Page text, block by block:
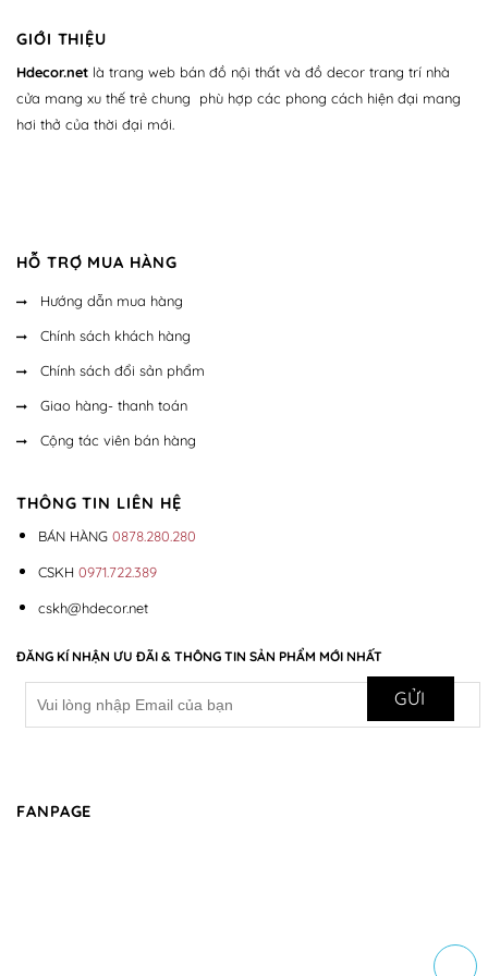
GIỚI THIỆU
Hdecor.net là trang web bán đồ nội thất và đồ decor trang trí nhà
cửa mang xu thế trẻ chung phù hợp các phong cách hiện đại mang
hơi thở của thời đại mới.
HỖ TRỢ MUA HÀNG
Hướng dẫn mua hàng
Chính sách khách hàng
Chính sách đổi sản phẩm
Giao hàng- thanh toán
Cộng tác viên bán hàng
THÔNG TIN LIÊN HỆ
BÁN HÀNG 0878.280.280
CSKH 0971.722.389
cskh@hdecor.net
ĐĂNG KÍ NHẬN ƯU ĐÃI & THÔNG TIN SẢN PHẨM MỚI NHẤT
FANPAGE